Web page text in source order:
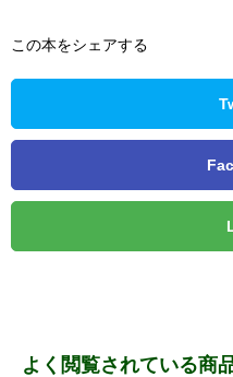
この本をシェアする
よく閲覧されている商